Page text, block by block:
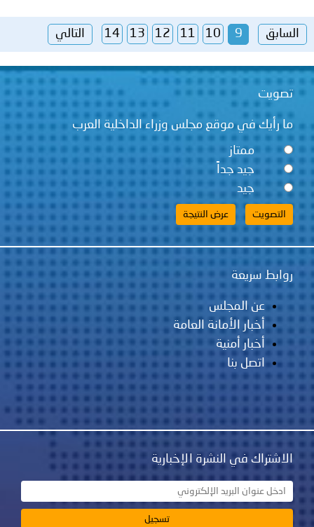
السابق 9
10
11
12
13
14 التالي
تصويت
ما رأيك في موقع مجلس وزراء الداخلية العرب
ممتاز
جيد جداً
جيد
روابط سريعة
عن المجلس
أخبار الأمانة العامة
أخبار أمنية
اتصل بنا
الاشتراك في النشرة الإخبارية